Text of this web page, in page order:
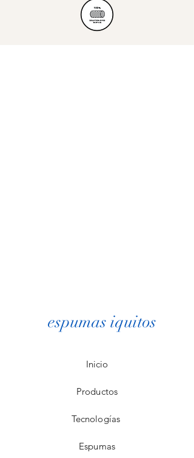
espumas iquitos
Inicio
Productos
Tecnologías
Espumas